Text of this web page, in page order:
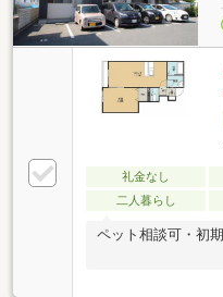
礼金なし
二人暮らし
ペット相談可・初